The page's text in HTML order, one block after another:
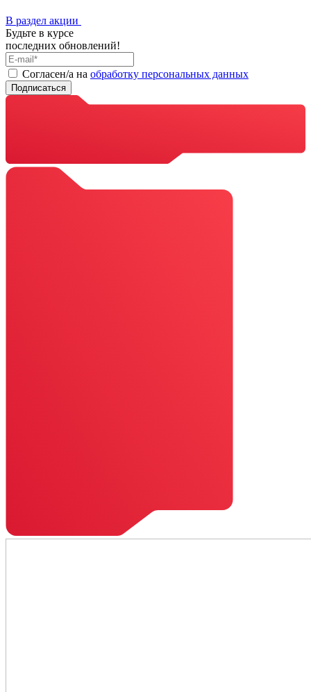
В раздел акции
Будьте в курсе
последних обновлений!
Cогласен/а на обработку персональных данных
Подписаться